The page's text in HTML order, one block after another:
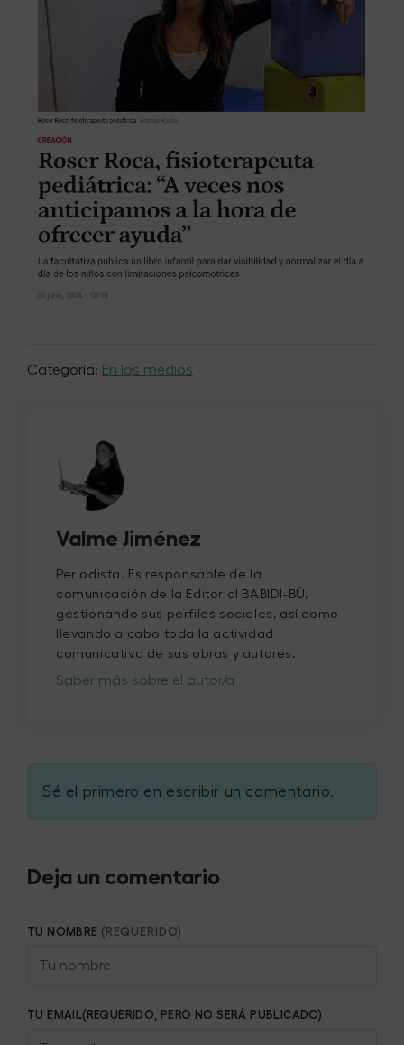
Categoría: En los medios
Valme Jiménez
Periodista. Es responsable de la
comunicación de la Editorial BABIDI-BÚ,
gestionando sus perfiles sociales, así como
llevando a cabo toda la actividad
comunicativa de sus obras y autores.
Saber más sobre el autor/a
Sé el primero en escribir un comentario.
Deja un comentario
TU NOMBRE (REQUERIDO)
TU EMAIL(REQUERIDO, PERO NO SERÁ PUBLICADO)